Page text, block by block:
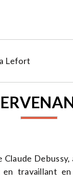
Lefort
travaillant